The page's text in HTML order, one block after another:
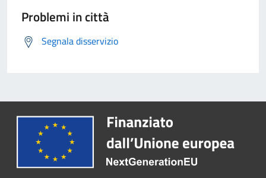
Problemi in città
Segnala disservizio